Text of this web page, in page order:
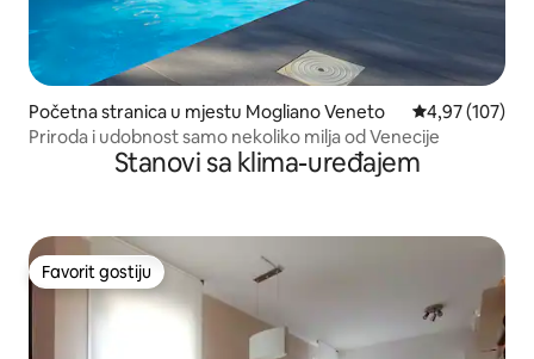
Početna stranica u mjestu Mogliano Veneto prosječna
4,97 (107)
Priroda i udobnost samo nekoliko milja od Venecije
Stanovi sa klima-uređajem
Favorit gostiju
Favorit gostiju